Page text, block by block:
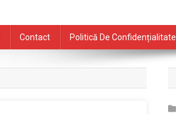
Contact Politică De Confidențialitate